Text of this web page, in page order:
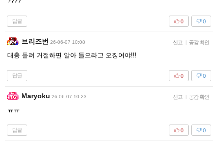
답글 0
0
브리즈번 26-06-07 10:08 신고 | 공감 확인
대충 돌려 거절하면 알아 들으라고 오징어야!!!
답글 0
0
Maryoku 26-06-07 10:23 신고 | 공감 확인
ㅠㅠ
답글 0
0